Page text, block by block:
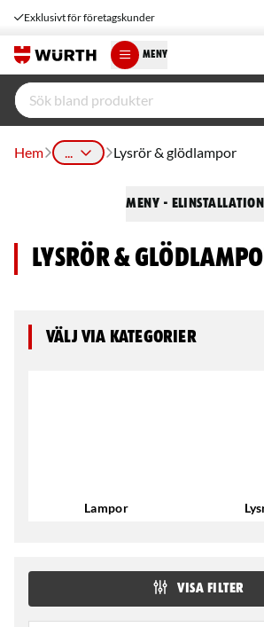
Exklusivt för företagskunder
MENY
Hem ... Lysrör & glödlampor
Meny - Elinstallation
Lysrör &
Välj via kategorier
Lampor
VISA FILTER